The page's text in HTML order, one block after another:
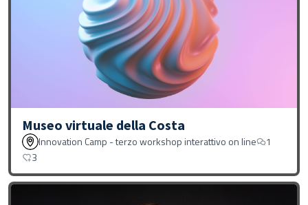
Museo virtuale della Costa
Innovation Camp - terzo workshop interattivo on line
1
3